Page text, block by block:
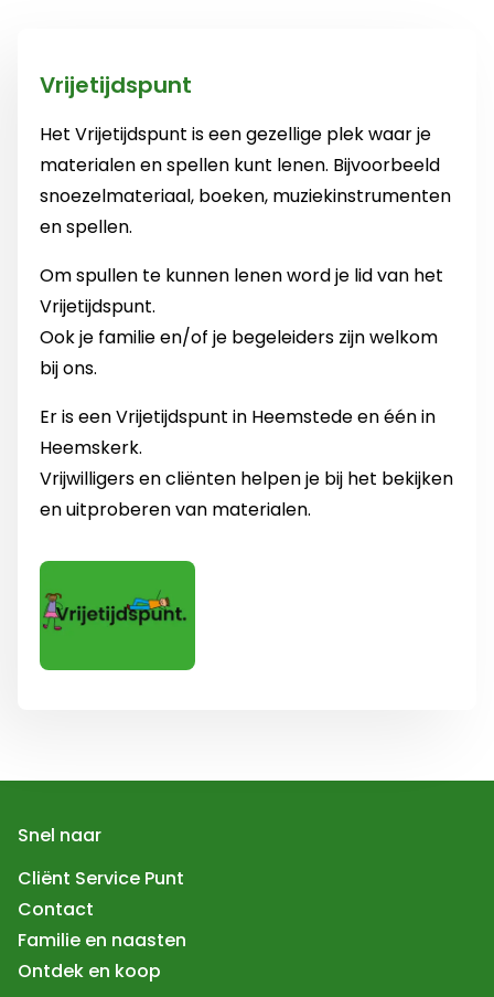
Vrijetijdspunt
Het Vrijetijdspunt is een gezellige plek waar je
materialen en spellen kunt lenen. Bijvoorbeeld
snoezelmateriaal, boeken, muziekinstrumenten
en spellen.
Om spullen te kunnen lenen word je lid van het
Vrijetijdspunt.
Ook je familie en/of je begeleiders zijn welkom
bij ons.
Er is een Vrijetijdspunt in Heemstede en één in
Heemskerk.
Vrijwilligers en cliënten helpen je bij het bekijken
en uitproberen van materialen.
Snel naar
Cliënt Service Punt
Contact
Familie en naasten
Ontdek en koop